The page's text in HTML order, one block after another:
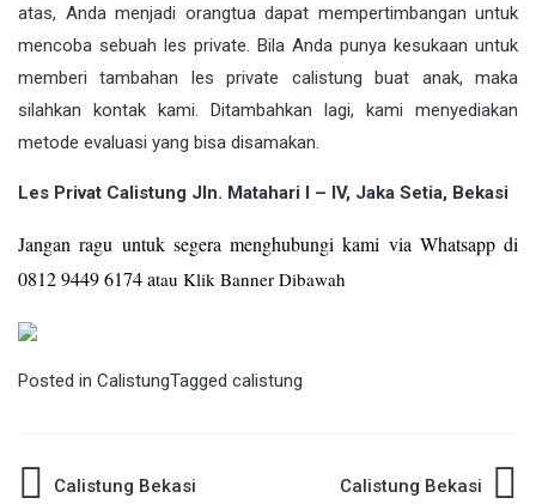
atas, Anda menjadi orangtua dapat mempertimbangan untuk
mencoba sebuah les private. Bila Anda punya kesukaan untuk
memberi tambahan les private calistung buat anak, maka
silahkan kontak kami. Ditambahkan lagi, kami menyediakan
metode evaluasi yang bisa disamakan.
Les Privat Calistung Jln. Matahari I – IV, Jaka Setia, Bekasi
Jangan ragu untuk segera menghubungi kami via Whatsapp di
0812 9449 6174 atau Klik Banner Dibawah
Posted in CalistungTagged calistung
PostCalistung Bekasi Calistung Bekasi